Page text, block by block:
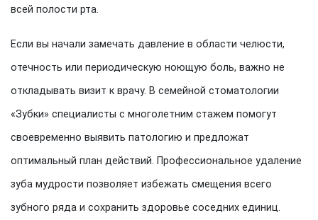
всей полости рта.
Если вы начали замечать давление в области челюсти,
отечность или периодическую ноющую боль, важно не
откладывать визит к врачу. В семейной стоматологии
«Зубки» специалисты с многолетним стажем помогут
своевременно выявить патологию и предложат
оптимальный план действий. Профессиональное удаление
зуба мудрости позволяет избежать смещения всего
зубного ряда и сохранить здоровье соседних единиц.